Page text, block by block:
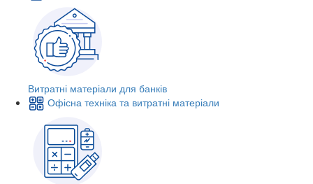
Витратні матеріали для банків
Офісна техніка та витратні матеріали